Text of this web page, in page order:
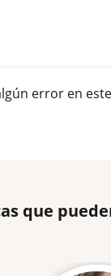
error en
que